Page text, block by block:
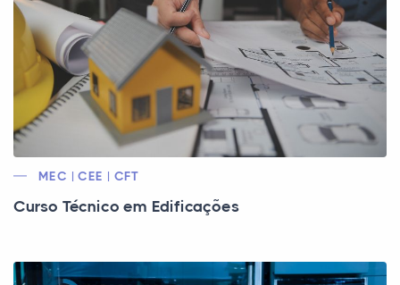
MEC | CEE | CFT
Curso Técnico em Edificações